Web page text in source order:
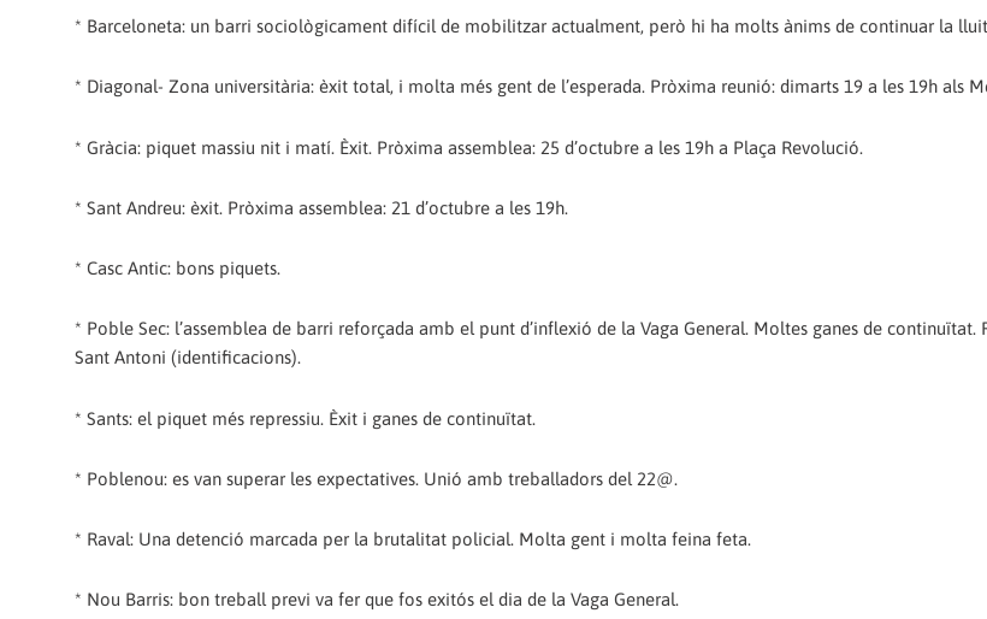
* Barceloneta: un barri sociològicament difícil de mobilitzar actualment, però hi ha molts ànims de continuar la
* Diagonal- Zona universitària: èxit total, i molta més gent de l’esperada. Pròxima reunió: dimarts 19 a les 19h als
* Gràcia: piquet massiu nit i matí. Èxit. Pròxima assemblea: 25 d’octubre a les 19h a Plaça Revolució.
* Sant Andreu: èxit. Pròxima assemblea: 21 d’octubre a les 19h.
* Casc Antic: bons piquets.
* Poble Sec: l’assemblea de barri reforçada amb el punt d’inflexió de la Vaga General. Moltes ganes de continuïtat.
Sant Antoni (identificacions).
* Sants: el piquet més repressiu. Èxit i ganes de continuïtat.
* Poblenou: es van superar les expectatives. Unió amb treballadors del 22@.
* Raval: Una detenció marcada per la brutalitat policial. Molta gent i molta feina feta.
* Nou Barris: bon treball previ va fer que fos exitós el dia de la Vaga General.